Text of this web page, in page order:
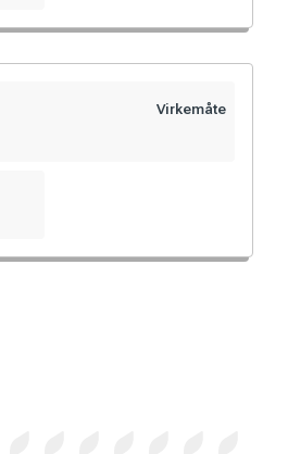
Virkemåte